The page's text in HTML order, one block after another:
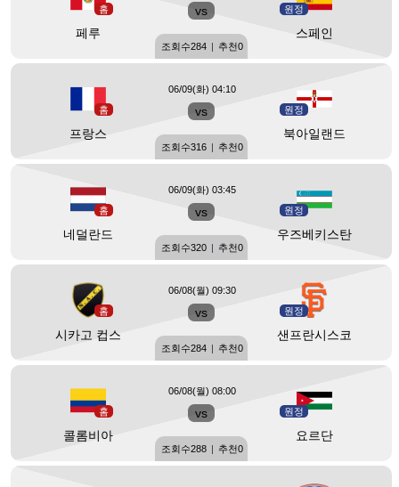
홈
페루
vs 원정
스페인
조회수284 | 추천0
홈
프랑스
vs 원정
북아일랜드
06/09(화) 04:10
조회수316 | 추천0
홈
네덜란드
vs 원정
우즈베키스탄
06/09(화) 03:45
조회수320 | 추천0
홈
시카고 컵스
vs 원정
샌프란시스코
06/08(월) 09:30
조회수284 | 추천0
홈
콜롬비아
vs 원정
요르단
06/08(월) 08:00
조회수288 | 추천0